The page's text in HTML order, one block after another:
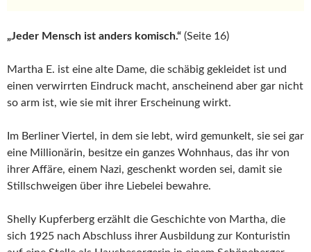
„Jeder Mensch ist anders komisch.“ (Seite 16)
Martha E. ist eine alte Dame, die schäbig gekleidet ist und
einen verwirrten Eindruck macht, anscheinend aber gar nicht
so arm ist, wie sie mit ihrer Erscheinung wirkt.
Im Berliner Viertel, in dem sie lebt, wird gemunkelt, sie sei gar
eine Millionärin, besitze ein ganzes Wohnhaus, das ihr von
ihrer Affäre, einem Nazi, geschenkt worden sei, damit sie
Stillschweigen über ihre Liebelei bewahre.
Shelly Kupferberg erzählt die Geschichte von Martha, die
sich 1925 nach Abschluss ihrer Ausbildung zur Konturistin